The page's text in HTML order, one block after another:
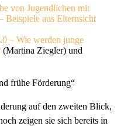
von Jugendlichen mit
Beispiele aus Elternsicht
– Wie werden junge
(Martina Ziegler) und
frühe Förderung“
auf den zweiten Blick,
zeigen sie sich bereits in